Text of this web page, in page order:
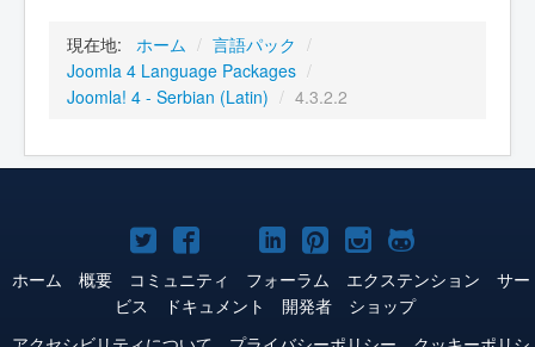
現在地: ホーム / 言語パック /
Joomla 4 Language Packages /
Joomla! 4 - Serbian (Latin) / 4.3.2.2
Joomla!
Twitter
Joomla!
Facebook
Joomla!
YouTube
Joomla!
LinkedIn
Joomla!
Pinterest
Joomla!
Instagram
Joomla!
GitHub
ホーム 概要 コミュニティ フォーラム エクステンション
サー
ビス
ドキュメント 開発者
ショップ